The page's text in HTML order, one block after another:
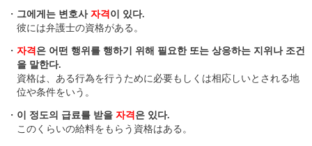
・ 그에게는 변호사 자격 이 있다.
彼には弁護士の資格がある。
・ 자격 은 어떤 행위를 행하기 위해 필요한 또는 상응하는 지위나 조건
을 말한다.
資格は、ある行為を行うために必要もしくは相応しいとされる地
位や条件をいう。
・ 이 정도의 급료를 받을 자격 은 있다.
このくらいの給料をもらう資格はある。